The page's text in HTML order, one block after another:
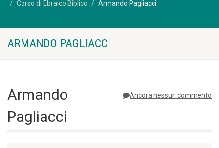
Corso di Ebraico Biblico
Armando Pagliacci
ARMANDO PAGLIACCI
Ancora nessun commento
Armando
Pagliacci